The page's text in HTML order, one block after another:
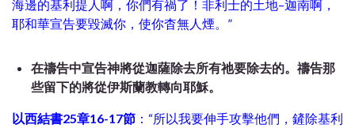
海邊的基利提人啊，你們有禍了！非利士的土地–迦南啊，
耶和華宣告要毀滅你，使你杳無人煙。”
在禱告中宣告神將從迦薩除去所有祂要除去的。禱告那
些留下的將從伊斯蘭教轉向耶穌。
以西結書25章16-17節 ：“所以我要伸手攻擊他們，鏟除基利